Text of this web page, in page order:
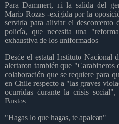
Para Dammert, ni la salida del
Mario Rozas -exigida por la
serviría para aliviar el descontento
policía, que necesita una
exhaustiva de los uniformados.
Desde el estatal Instituto Nacional
alertaron también que "Carabineros
colaboración que se requiere para
en Chile respecto a "las graves
ocurridas durante la crisis
Bustos.
"Hagas lo que hagas, te apalean"